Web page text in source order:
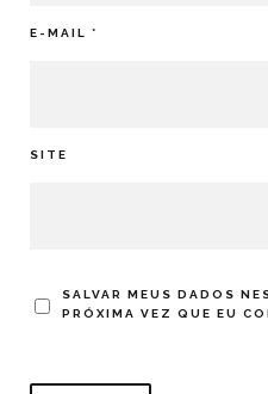
E-MAIL *
SITE
SALVAR MEUS DADOS
PRÓXIMA VEZ QUE EU